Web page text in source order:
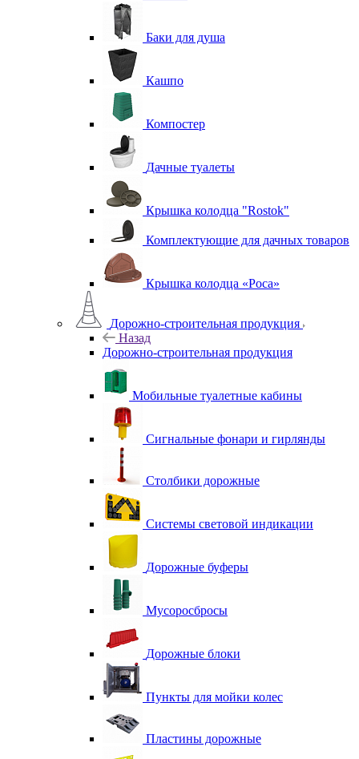
Баки для душа
Кашпо
Компостер
Дачные туалеты
Крышка колодца "Rostok"
Комплектующие для дачных товаров
Крышка колодца «Роса»
Дорожно-строительная продукция
Назад
Дорожно-строительная продукция
Мобильные туалетные кабины
Сигнальные фонари и гирлянды
Столбики дорожные
Системы световой индикации
Дорожные буферы
Мусоросбросы
Дорожные блоки
Пункты для мойки колес
Пластины дорожные